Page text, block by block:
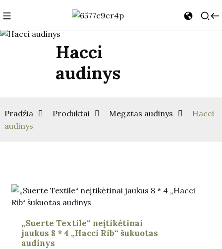
Hacci
audinys
Pradžia Produktai Megztas audinys
Hacci
audinys
„Suerte Textile“ neįtikėtinai
jaukus 8 * 4 „Hacci Rib“ šukuotas
audinys